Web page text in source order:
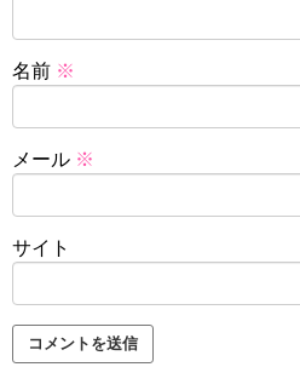
名前 ※
メール ※
サイト